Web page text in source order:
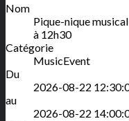
Nom
Pique-nique
à 12h30
Catégorie
MusicEvent
Du
2026-08-22
au
2026-08-22